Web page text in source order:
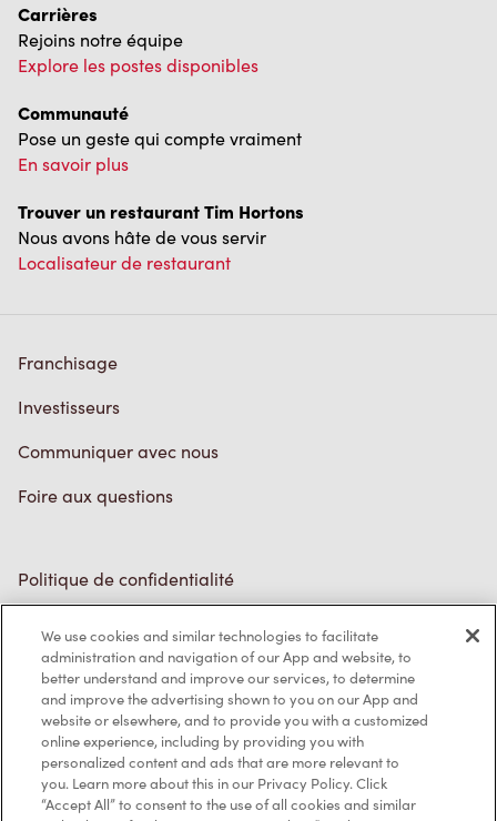
Carrières
Rejoins notre équipe
Explore les postes disponibles
Communauté
Pose un geste qui compte vraiment
En savoir plus
Trouver un restaurant Tim Hortons
Nous avons hâte de vous servir
Localisateur de restaurant
Franchisage
Investisseurs
Communiquer avec nous
Foire aux questions
Politique de confidentialité
Marques de commerce
Accessibilité
Diagnostic
We use cookies and similar technologies to facilitate
administration and navigation of our App and website, to
better understand and improve our services, to determine
and improve the advertising shown to you on our App and
website or elsewhere, and to provide you with a customized
online experience, including by providing you with
personalized content and ads that are more relevant to
you. Learn more about this in our Privacy Policy. Click
“Accept All” to consent to the use of all cookies and similar